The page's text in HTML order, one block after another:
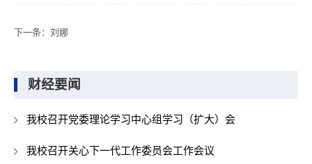
下一条： 刘娜
财经要闻
我校召开党委理论学习中心组学习（扩大）会
我校召开关心下一代工作委员会工作会议